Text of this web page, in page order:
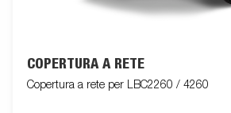
COPERTURA A RETE
Copertura a rete per LBC2260 / 4260